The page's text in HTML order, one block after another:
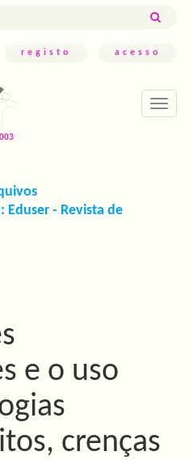
registo acesso
Toggle
Eduser - Revista de
e o uso
crenças